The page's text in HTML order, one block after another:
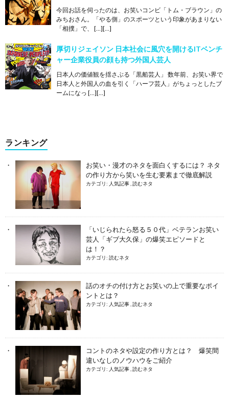
今回お話を伺ったのは、お笑いコンビ「トム・ブラウン」の
みちおさん。「やる側」のスポーツという印象があまりない
「相撲」で、 […][…]
厚切りジェイソン 日本社会に風穴を開けるITベンチ
ャー企業役員の顔も持つ外国人芸人
日本人の価値観を揺さぶる「黒船芸人」 数年前、お笑い界で
日本人と外国人の血を引く「ハーフ芸人」がちょっとしたブ
ームになっ […][…]
ランキング
お笑い・漫才のネタを面白くするには？ ネタ
の作り方から笑いを生む要素まで徹底解説
カテゴリ: 人気記事 読むネタ
「いじられたら怒る５０代」ベテランお笑い
芸人「ギブ大久保」の爆笑エピソードと
は！？
カテゴリ: 読むネタ
話のオチの付け方とお笑いの上で重要なポイ
ントとは？
カテゴリ: 人気記事 読むネタ
コントのネタや設定の作り方とは？ 爆笑間
違いなしのノウハウをご紹介
カテゴリ: 人気記事 読むネタ